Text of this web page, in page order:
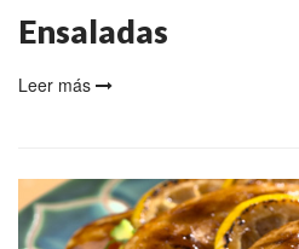
Ensaladas
Leer más